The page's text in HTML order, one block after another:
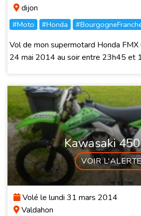
dijon
#Moto #Honda
Vol de mon supermotard Honda
24 mai 2014 au soir entre 23h45 et
Kawasaki
VOIR
Volé le lundi 31 mars 2014
Valdahon